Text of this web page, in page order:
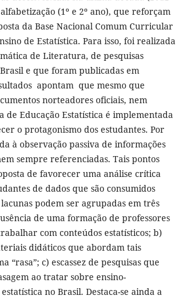
(1º e 2º ano), que reforçam
da Base Nacional Comum Curricular
de Estatística. Para isso, foi realizada
de Literatura, de pesquisas
e que foram publicadas em
apontam que mesmo que
norteadores oficiais, nem
de Educação Estatística é implementada
o protagonismo dos estudantes. Por
à observação passiva de informações
sempre referenciadas. Tais pontos
de favorecer uma análise crítica
de dados que são consumidos
podem ser agrupadas em três
de uma formação de professores
com conteúdos estatísticos; b)
didáticos que abordam tais
“rasa”; c) escassez de pesquisas que
ao tratar sobre ensino-
no Brasil. Destaca-se ainda a